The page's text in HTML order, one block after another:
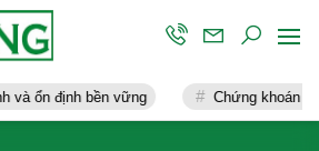
và ổn định bền vững Chứng khoán